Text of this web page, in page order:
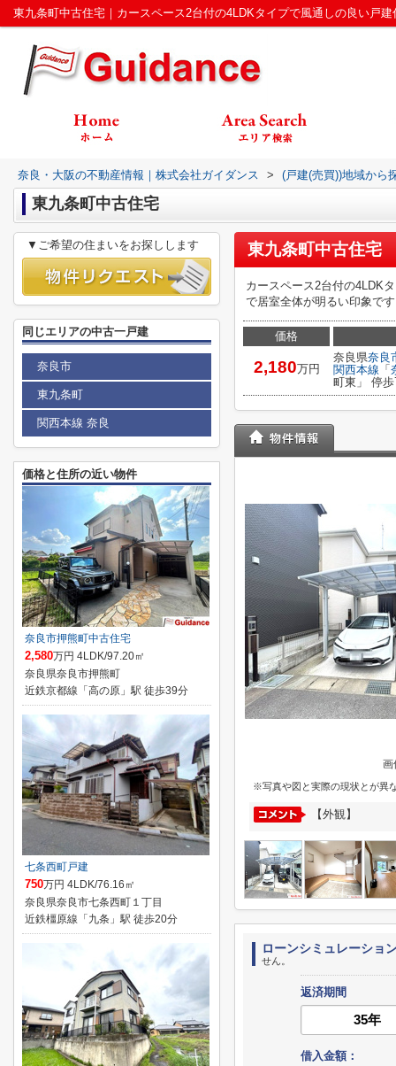
奈良・大阪の不動産情報｜株式会社ガイダンス > (戸建(売買))地域から
東九条町中古住宅
東九条町中古住宅
カースペース2台付の4LDK
で居室全体が明るい印象で
価格
2,180万円
奈良県奈良
関西本線 「
町東」 停
画
※写真や図と実際の現状とが異
【外観】
ローンシミュレーショ
せん。
返済期間
借入金額：
▼ご希望の住まいをお探しします
同じエリアの中古一戸建
奈良市
東九条町
関西本線 奈良
価格と住所の近い物件
奈良市押熊町中古住宅
2,580万円 4LDK/97.20㎡
奈良県奈良市押熊町
近鉄京都線「高の原」駅 徒歩39分
七条西町戸建
750万円 4LDK/76.16㎡
奈良県奈良市七条西町１丁目
近鉄橿原線「九条」駅 徒歩20分